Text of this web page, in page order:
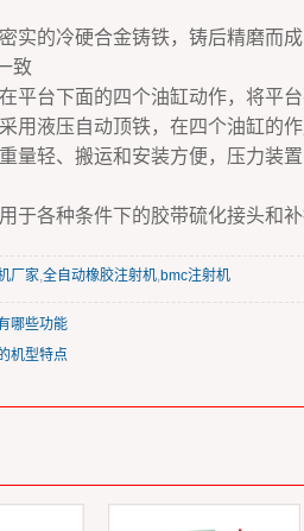
实的冷硬合金铸铁，铸后精磨而
致
平台下面的四个油缸动作，将平
用液压自动顶铁，在四个油缸的
量轻、搬运和安装方便，压力装
于各种条件下的胶带硫化接头和
厂家,全自动橡胶注射机,bmc注射机
哪些功能
机型特点